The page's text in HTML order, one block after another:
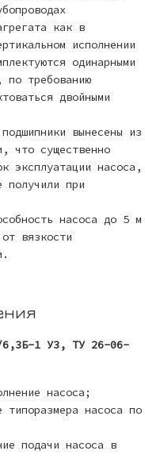
как в
исполнении
одинарными
по требованию
двойными
вынесены из
что существенно
эксплуатации насоса,
получили при
насоса до 5 м
вязкости
6,3Б-1 У3, ТУ 26-06-
насоса;
насоса по
подачи насоса в